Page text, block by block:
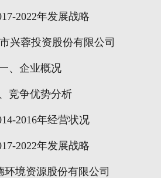
2022年发展战略
兴蓉投资股份有限公司
、企业概况
竞争优势分析
2016年经营状况
2022年发展战略
环境资源股份有限公司